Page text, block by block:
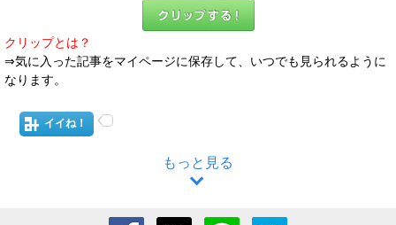
クリップとは？
⇒気に入った記事をマイページに保存して、いつでも見られるように
なります。
イイね！
もっと見る